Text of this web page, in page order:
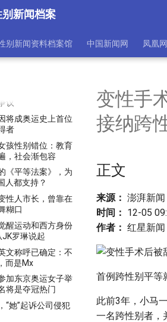
别新闻档案
别新闻资料档案馆 中国新闻网 凤凰网
公开信的公开信
育的跨性别大军要
防“没文化”的雷
合法化就太平了，
议
将成奥运史上首位
者
孩性别错位：教育
，社会渐包容
《平等法案》，为
人都支持？
性人市长，曾靠在
糊口
醒运动和西方身份
罗琳说起
文称呼已确定：不
而是Mx
加东京奥运女子举
将是夺冠热门
“她”起诉公司侵犯
变性手
接纳跨
正文
来源： 澎湃新闻
时间： 12-05
作者： 红星新闻
首例跨性别平等
此前3年，小马
一名跨性别者，